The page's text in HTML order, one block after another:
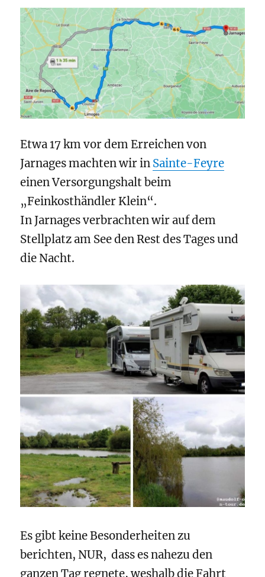
Etwa 17 km vor dem Erreichen von
Jarnages machten wir in Sainte-Feyre
einen Versorgungshalt beim
„Feinkosthändler Klein“.
In Jarnages verbrachten wir auf dem
Stellplatz am See den Rest des Tages und
die Nacht.
Es gibt keine Besonderheiten zu
berichten, NUR, dass es nahezu den
ganzen Tag regnete, weshalb die Fahrt